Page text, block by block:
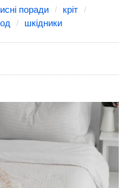
поради
кріт
шкідники